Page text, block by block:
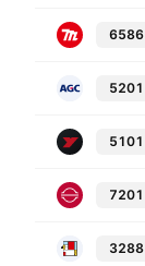
6586
5201
5101
7201
3288